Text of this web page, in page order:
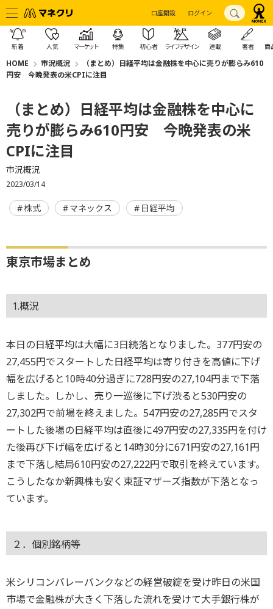
口座開設 ログイン
新着 人気 マーケット 特集 初心者 ライフデザイン 連載 著者 商
HOME 市況概況
（まとめ）日経平均は金融株を中心に売りが膨らみ610
円安 今晩発表の米CPIに注目
（まとめ）日経平均は金融株を中心に
売りが膨らみ610円安 今晩発表の米
CPIに注目
市況概況
2023/03/14
株式 マネックス 日経平均
東京市場まとめ
1.概況
本日の日経平均は大幅に3日続落となりました。377円安の
27,455円でスタートした日経平均は寄り付きを高値に下げ
幅を広げると10時40分過ぎに728円安の27,104円まで下落
しました。しかし、売り一巡後に下げ渋ると530円安の
27,302円で前場を終えました。547円安の27,285円でスタ
ートした後場の日経平均は直後に497円安の27,335円を付け
た後再び下げ幅を広げると14時30分に671円安の27,161円
まで下落し結局610円安の27,222円で取引を終えています。
こうしたなか新興株も安く東証マザーズ指数が下落となっ
ています。
２．個別銘柄等
米シリコンバレーバンクなどの経営破綻を受け昨日の米国
市場で金融株が大きく下落した流れを受けて大手銀行株が